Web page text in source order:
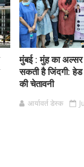
मुंबई : मुंह का
सकती है जिंदगी:
की चेतावनी
आर्यावर्त डेस्क